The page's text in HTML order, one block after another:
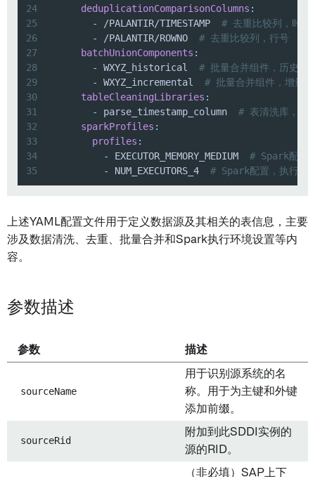
24
deduplicationComparisonColumns :
25
- /PALANTIR/TIMESTAMP # 去重比较列，时间
26
- /PALANTIR/ROWNO # 去重比较列，行号
27
batchUnionComponents :
28
- WXYZ_historical # 批量合并组件，历史数
29
- WXYZ_incremental # 批量合并组件，增量
30
tableCleaningLibraries :
31
- parse_timestamp_column # 表清洗库，用
32
sparkProfiles :
33
profiles :
34
- EXECUTOR_MEMORY_MEDIUM # Spark配置
35
- NUM_EXECUTORS_4 # Spark配置，执行器
上述YAML配置文件用于定义数据源及其相关的表信息，主要
涉及数据清洗、去重、批量合并和Spark执行环境设置等内
容。
参数描述
参数 描述
sourceName
用于识别源系统的名
称。用于为主键和外键
添加前缀。
sourceRid
附加到此SDDI实例的
源的RID。
（非必填）SAP上下